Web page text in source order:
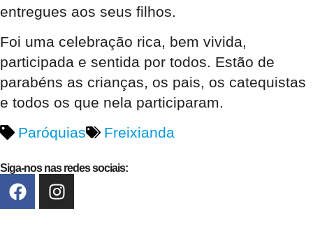
entregues aos seus filhos.
Foi uma celebração rica, bem vivida,
participada e sentida por todos. Estão de
parabéns as crianças, os pais, os catequistas
e todos os que nela participaram.
Paróquias
Freixianda
Siga-nos nas redes sociais: